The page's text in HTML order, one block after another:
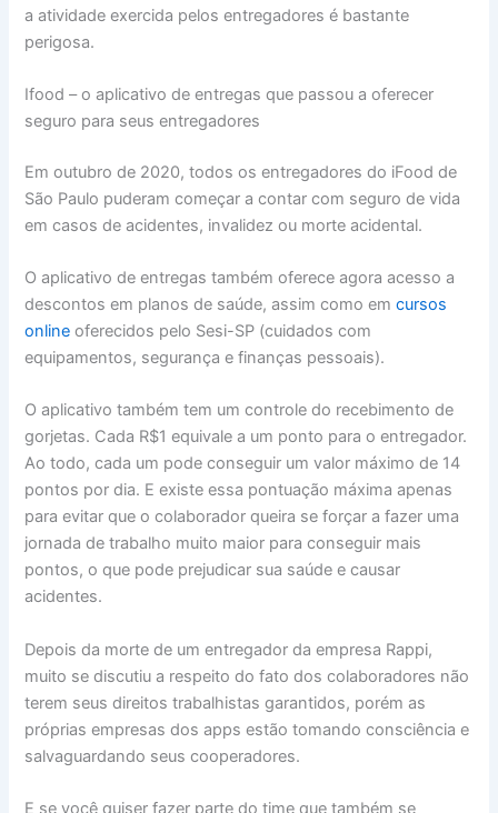
a atividade exercida pelos entregadores é bastante
perigosa.
Ifood – o aplicativo de entregas que passou a oferecer
seguro para seus entregadores
Em outubro de 2020, todos os entregadores do iFood de
São Paulo puderam começar a contar com seguro de vida
em casos de acidentes, invalidez ou morte acidental.
O aplicativo de entregas também oferece agora acesso a
descontos em planos de saúde, assim como emcursos
online oferecidos pelo Sesi-SP (cuidados com
equipamentos, segurança e finanças pessoais).
O aplicativo também tem um controle do recebimento de
gorjetas. Cada R$1 equivale a um ponto para o entregador.
Ao todo, cada um pode conseguir um valor máximo de 14
pontos por dia. E existe essa pontuação máxima apenas
para evitar que o colaborador queira se forçar a fazer uma
jornada de trabalho muito maior para conseguir mais
pontos, o que pode prejudicar sua saúde e causar
acidentes.
Depois da morte de um entregador da empresa Rappi,
muito se discutiu a respeito do fato dos colaboradores não
terem seus direitos trabalhistas garantidos, porém as
próprias empresas dos apps estão tomando consciência e
salvaguardando seus cooperadores.
E se você quiser fazer parte do time que também se